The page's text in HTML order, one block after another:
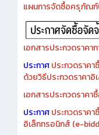
แผนการจัดซื้อครุภัณ
เอกสารประกวดราค
ประกาศประกวดราค
ด้วยวิธีประกวดราคา
เอกสารประกวดราค
ประกาศประกวดราค
อิเล็กทรอนิกส์ (e-